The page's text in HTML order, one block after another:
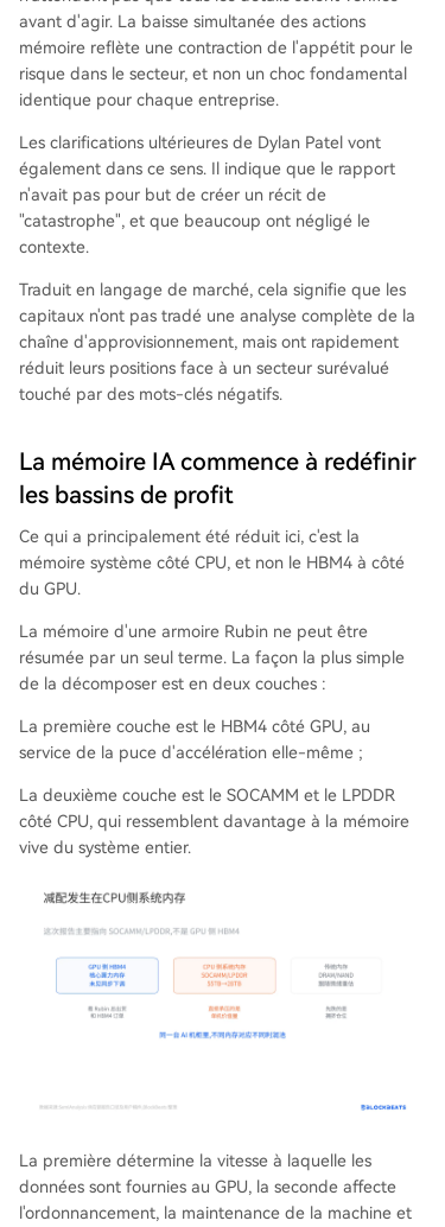
avant d'agir. La baisse simultanée des actions
mémoire reflète une contraction de l'appétit pour le
risque dans le secteur, et non un choc fondamental
identique pour chaque entreprise.
Les clarifications ultérieures de Dylan Patel vont
également dans ce sens. Il indique que le rapport
n'avait pas pour but de créer un récit de
"catastrophe", et que beaucoup ont négligé le
contexte.
Traduit en langage de marché, cela signifie que les
capitaux n'ont pas tradé une analyse complète de la
chaîne d'approvisionnement, mais ont rapidement
réduit leurs positions face à un secteur surévalué
touché par des mots-clés négatifs.
La mémoire IA commence à redéfinir
les bassins de profit
Ce qui a principalement été réduit ici, c'est la
mémoire système côté CPU, et non le HBM4 à côté
du GPU.
La mémoire d'une armoire Rubin ne peut être
résumée par un seul terme. La façon la plus simple
de la décomposer est en deux couches :
La première couche est le HBM4 côté GPU, au
service de la puce d'accélération elle-même ;
La deuxième couche est le SOCAMM et le LPDDR
côté CPU, qui ressemblent davantage à la mémoire
vive du système entier.
La première détermine la vitesse à laquelle les
données sont fournies au GPU, la seconde affecte
l'ordonnancement, la maintenance de la machine et